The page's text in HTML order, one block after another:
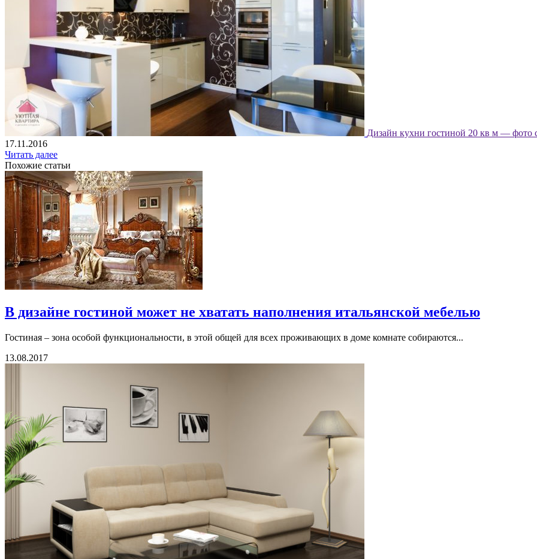
Дизайн кухни гостиной 20 кв м — фото
17.11.2016
Читать далее
Похожие статьи
В дизайне гостиной может не хватать наполнения итальянской мебелью
Гостиная – зона особой функциональности, в этой общей для всех проживающих в доме комнате собираются...
13.08.2017